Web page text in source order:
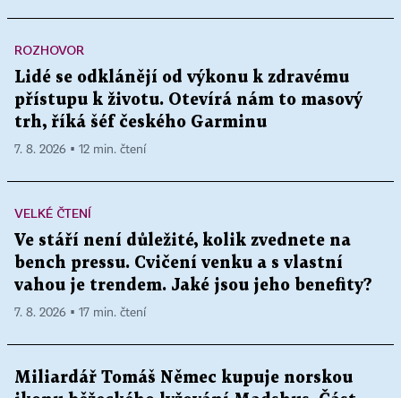
ROZHOVOR
Lidé se odklánějí od výkonu k zdravému
přístupu k životu. Otevírá nám to masový
trh, říká šéf českého Garminu
7. 8. 2026 ▪ 12 min. čtení
VELKÉ ČTENÍ
Ve stáří není důležité, kolik zvednete na
bench pressu. Cvičení venku a s vlastní
vahou je trendem. Jaké jsou jeho benefity?
7. 8. 2026 ▪ 17 min. čtení
Miliardář Tomáš Němec kupuje norskou